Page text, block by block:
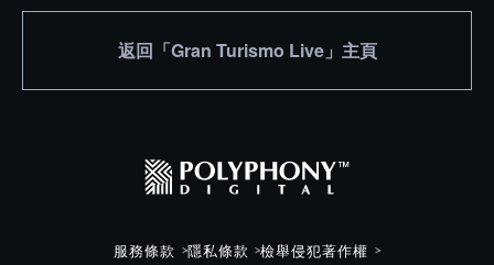
返回「Gran Turismo Live」主頁
服務條款 隱私條款 檢舉侵犯著作權